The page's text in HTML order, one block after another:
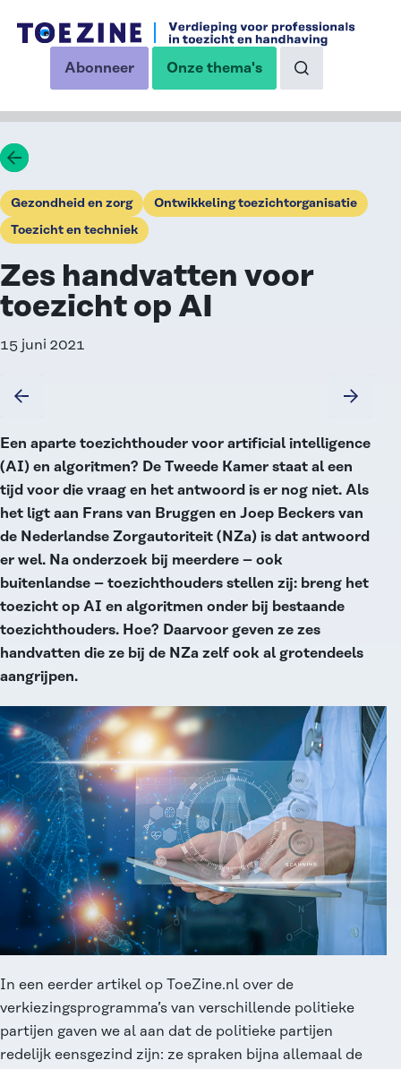
Ga naar de inhoud
Abonneer
op onze nieuwsbriefOnze thema's Naar de
Ga terug
Gezondheid en zorg
Ontwikkeling toezichtorganisatie
Toezicht en techniek
Zes handvatten voor
toezicht op AI
15 juni 2021
Een aparte toezichthouder voor artificial intelligence
(AI) en algoritmen? De Tweede Kamer staat al een
tijd voor die vraag en het antwoord is er nog niet. Als
het ligt aan Frans van Bruggen en Joep Beckers van
de Nederlandse Zorgautoriteit (NZa) is dat antwoord
er wel. Na onderzoek bij meerdere – ook
buitenlandse – toezichthouders stellen zij: breng het
toezicht op AI en algoritmen onder bij bestaande
toezichthouders. Hoe? Daarvoor geven ze zes
handvatten die ze bij de NZa zelf ook al grotendeels
aangrijpen.
In een eerder artikel op ToeZine.nl over de
verkiezingsprogramma’s van verschillende politieke
partijen gaven we al aan dat de politieke partijen
redelijk eensgezind zijn: ze spraken bijna allemaal de